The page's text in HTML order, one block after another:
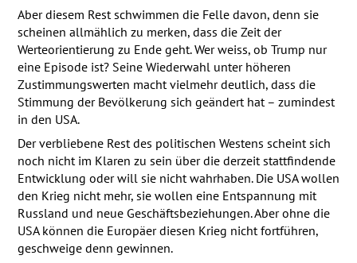
Aber diesem Rest schwimmen die Felle davon, denn sie
scheinen allmählich zu merken, dass die Zeit der
Werteorientierung zu Ende geht. Wer weiss, ob Trump nur
eine Episode ist? Seine Wiederwahl unter höheren
Zustimmungswerten macht vielmehr deutlich, dass die
Stimmung der Bevölkerung sich geändert hat – zumindest
in den USA.
Der verbliebene Rest des politischen Westens scheint sich
noch nicht im Klaren zu sein über die derzeit stattfindende
Entwicklung oder will sie nicht wahrhaben. Die USAwollen
den Krieg nicht mehr, sie wollen eine Entspannung mit
Russland und neue Geschäftsbeziehungen. Aber ohne die
USAkönnen die Europäer diesen Krieg nicht fortführen,
geschweige denn gewinnen.